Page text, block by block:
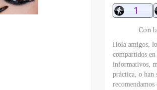
Con
Hola amigos,
compartidos
informativos,
práctica, o han